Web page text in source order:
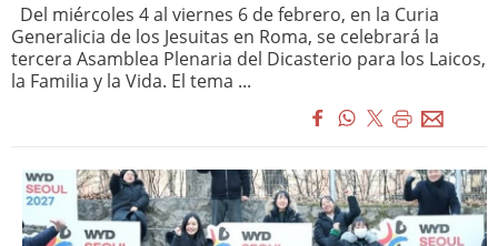
Del miércoles 4 al viernes 6 de febrero, en la Curia
Generalicia de los Jesuitas en Roma, se celebrará la
tercera Asamblea Plenaria del Dicasterio para los Laicos,
la Familia y la Vida. El tema ...